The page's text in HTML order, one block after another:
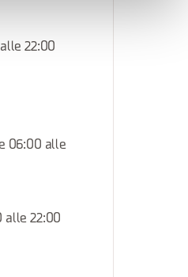
22:00
06:00 alle
alle 22:00